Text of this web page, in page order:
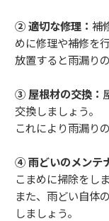
② 適切な修理： 補
めに修理や補修を
放置すると雨漏り
③ 屋根材の交換：
交換しましょう。
これにより雨漏り
④ 雨どいのメンテ
こまめに掃除をし
また、雨どい自体
しましょう。